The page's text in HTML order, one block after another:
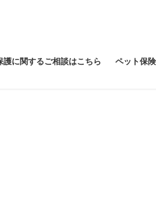
護に関するご相談はこちら ペット保